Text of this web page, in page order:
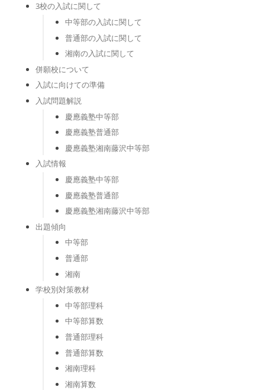
3校の入試に関して
中等部の入試に関して
普通部の入試に関して
湘南の入試に関して
併願校について
入試に向けての準備
入試問題解説
慶應義塾中等部
慶應義塾普通部
慶應義塾湘南藤沢中等部
入試情報
慶應義塾中等部
慶應義塾普通部
慶應義塾湘南藤沢中等部
出題傾向
中等部
普通部
湘南
学校別対策教材
中等部理科
中等部算数
普通部理科
普通部算数
湘南理科
湘南算数